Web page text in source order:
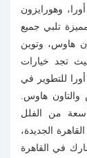
وهورايزون
تلبي جميع
هاوس، وتوين
تجد خيارات
للتطوير في
هاوس.
من الفلل
الجديدة،
ستيت 8 من لاند مارك في القاهرة